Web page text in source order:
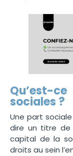
Qu’est-
sociales ?
Une part
dire un titre de
capital de la
droits au sein